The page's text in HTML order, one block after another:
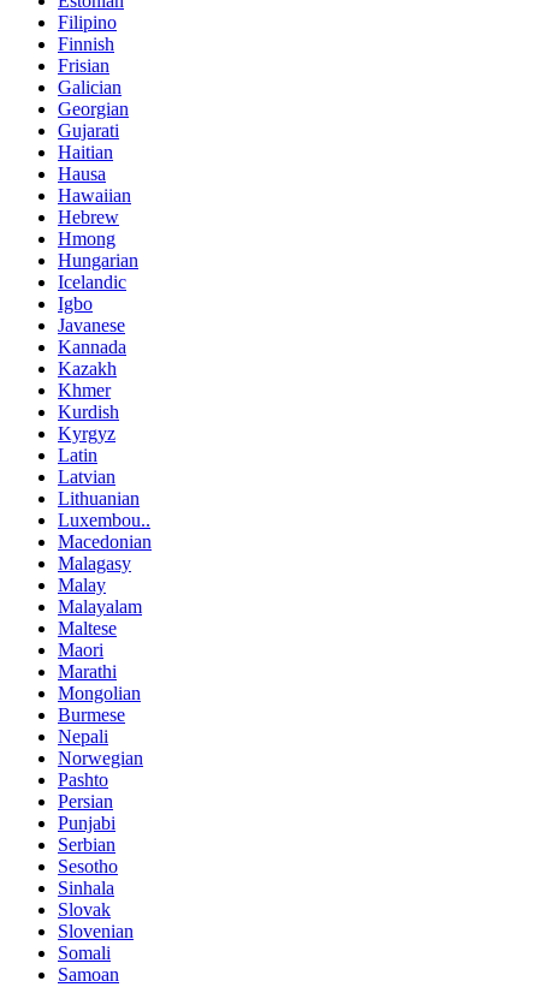
Filipino
Finnish
Frisian
Galician
Georgian
Gujarati
Haitian
Hausa
Hawaiian
Hebrew
Hmong
Hungarian
Icelandic
Igbo
Javanese
Kannada
Kazakh
Khmer
Kurdish
Kyrgyz
Latin
Latvian
Lithuanian
Luxembou..
Macedonian
Malagasy
Malay
Malayalam
Maltese
Maori
Marathi
Mongolian
Burmese
Nepali
Norwegian
Pashto
Persian
Punjabi
Serbian
Sesotho
Sinhala
Slovak
Slovenian
Somali
Samoan